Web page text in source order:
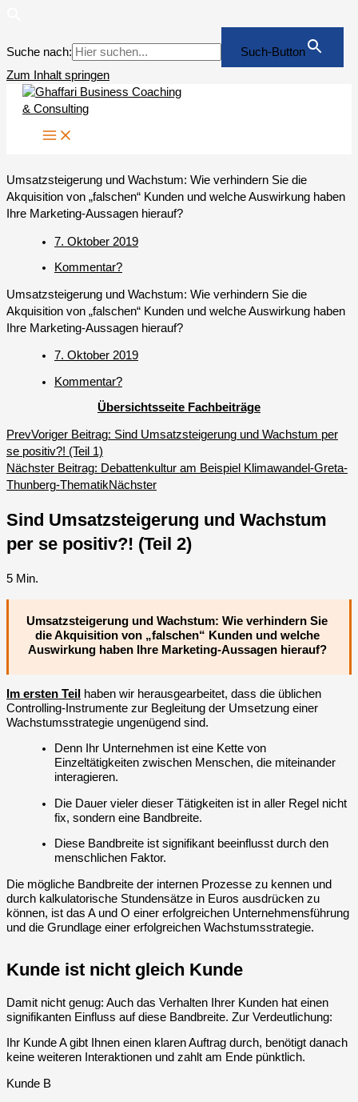
Suche nach:
Such-Button
Zum Inhalt springen
Umsatzsteigerung und Wachstum: Wie verhindern Sie die
Akquisition von „falschen“ Kunden und welche Auswirkung haben
Ihre Marketing-Aussagen hierauf?
7. Oktober 2019
Kommentar?
Umsatzsteigerung und Wachstum: Wie verhindern Sie die
Akquisition von „falschen“ Kunden und welche Auswirkung haben
Ihre Marketing-Aussagen hierauf?
7. Oktober 2019
Kommentar?
Übersichtsseite Fachbeiträge
PrevVoriger Beitrag: Sind Umsatzsteigerung und Wachstum per
se positiv?! (Teil 1)
Nächster Beitrag: Debattenkultur am Beispiel Klimawandel-Greta-
Thunberg-ThematikNächster
Sind Umsatzsteigerung und Wachstum
per se positiv?! (Teil 2)
5 Min.
Umsatzsteigerung und Wachstum: Wie verhindern Sie
die Akquisition von „falschen“ Kunden und welche
Auswirkung haben Ihre Marketing-Aussagen hierauf?
Im ersten Teil
haben wir herausgearbeitet, dass die üblichen
Controlling-Instrumente zur Begleitung der Umsetzung einer
Wachstumsstrategie ungenügend sind.
Denn Ihr Unternehmen ist eine Kette von
Einzeltätigkeiten zwischen Menschen, die miteinander
interagieren.
Die Dauer vieler dieser Tätigkeiten ist in aller Regel nicht
fix, sondern eine Bandbreite.
Diese Bandbreite ist signifikant beeinflusst durch den
menschlichen Faktor.
Die mögliche Bandbreite der internen Prozesse zu kennen und
durch kalkulatorische Stundensätze in Euros ausdrücken zu
können, ist das A und O einer erfolgreichen Unternehmensführung
und die Grundlage einer erfolgreichen Wachstumsstrategie.
Kunde ist nicht gleich Kunde
Damit nicht genug: Auch das Verhalten Ihrer Kunden hat einen
signifikanten Einfluss auf diese Bandbreite. Zur Verdeutlichung:
Ihr Kunde Agibt Ihnen einen klaren Auftrag durch, benötigt danach
keine weiteren Interaktionen und zahlt am Ende pünktlich.
Kunde B